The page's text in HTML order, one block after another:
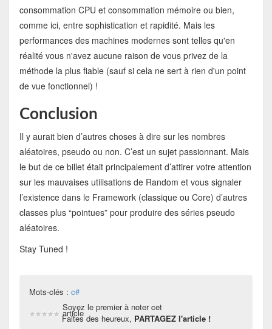
consommation CPU et consommation mémoire ou bien,
comme ici, entre sophistication et rapidité. Mais les
performances des machines modernes sont telles qu'en
réalité vous n'avez aucune raison de vous privez de la
méthode la plus fiable (sauf si cela ne sert à rien d'un point
de vue fonctionnel) !
Conclusion
Il y aurait bien d’autres choses à dire sur les nombres
aléatoires, pseudo ou non. C’est un sujet passionnant. Mais
le but de ce billet était principalement d’attirer votre attention
sur les mauvaises utilisations de Random et vous signaler
l’existence dans le Framework (classique ou Core) d’autres
classes plus “pointues” pour produire des séries pseudo
aléatoires.
Stay Tuned !
Mots-clés : c#
Soyez le premier à noter cet
article
Faites des heureux, PARTAGEZ l'article !